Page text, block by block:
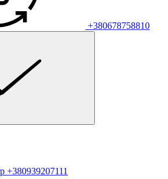
+380678758810
+380939207111